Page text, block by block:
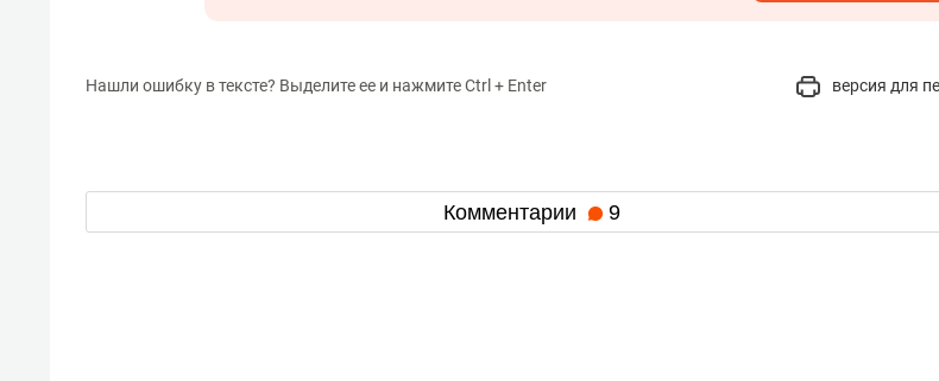
Нашли ошибку в тексте? Выделите ее и нажмите Ctrl + Enter версия для
Комментарии 9